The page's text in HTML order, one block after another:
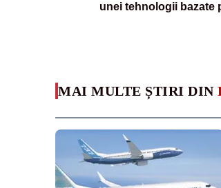
unei tehnologii bazate
MAI MULTE ȘTIRI DIN